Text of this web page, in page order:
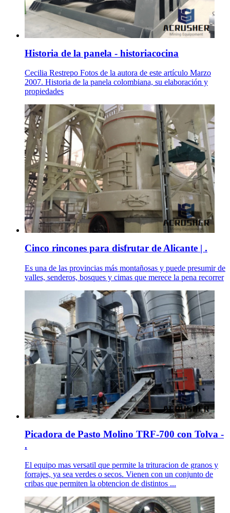
Historia de la panela - historiacocina
Cecilia Restrepo Fotos de la autora de este artículo Marzo
2007. Historia de la panela colombiana, su elaboración y
propiedades
Cinco rincones para disfrutar de Alicante | .
Es una de las provincias más montañosas y puede presumir de
valles, senderos, bosques y cimas que merece la pena recorrer
Picadora de Pasto Molino TRF-700 con Tolva -
.
El equipo mas versatil que permite la trituracion de granos y
forrajes, ya sea verdes o secos. Vienen con un conjunto de
cribas que permiten la obtencion de distintos ...